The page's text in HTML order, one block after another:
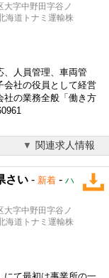
字中野田字谷ノ
海道トナミ運輸株
、人員管理、車両管
会社の役員として経営
社の業務全般「働き方
関連求人情報
さい - 新着 - ハ
字中野田字谷ノ
海道トナミ運輸株